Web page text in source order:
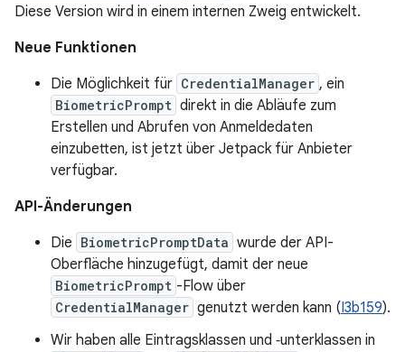
Diese Version wird in einem internen Zweig entwickelt.
Neue Funktionen
Die Möglichkeit für CredentialManager , ein
BiometricPrompt direkt in die Abläufe zum
Erstellen und Abrufen von Anmeldedaten
einzubetten, ist jetzt über Jetpack für Anbieter
verfügbar.
API-Änderungen
Die BiometricPromptData wurde der API-
Oberfläche hinzugefügt, damit der neue
BiometricPrompt -Flow über
CredentialManager genutzt werden kann (I3b159).
Wir haben alle Eintragsklassen und ‑unterklassen in